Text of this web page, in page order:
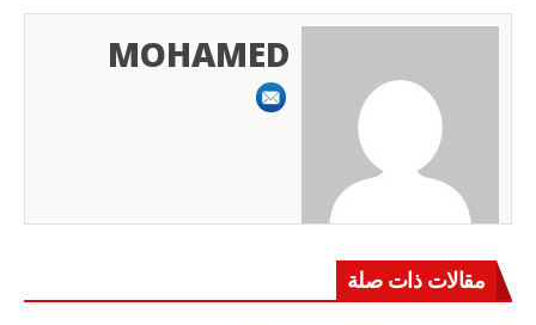
MOHAMED
مقالات ذات صلة